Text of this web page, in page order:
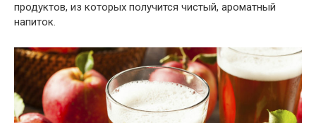
продуктов, из которых получится чистый, ароматный
напиток.